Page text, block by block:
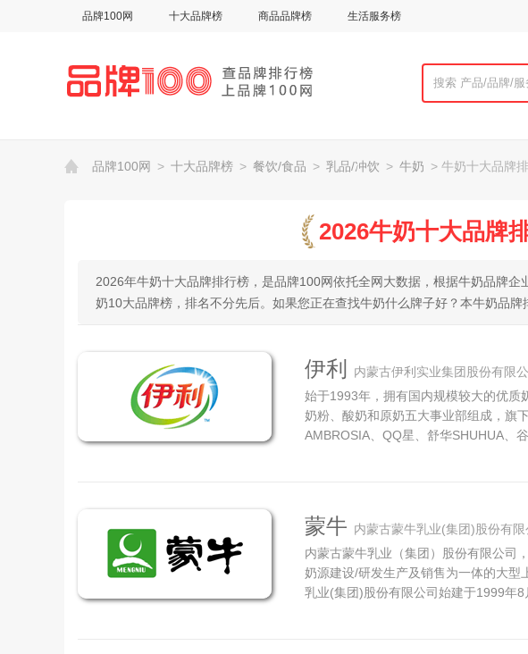
品牌100网 十大品牌榜 商品品牌榜 生活服务榜
品牌100网 > 十大品牌榜 > 餐饮/食品 > 乳品/冲饮 > 牛奶 > 牛奶十大品牌
2026牛奶十大品牌
2026年牛奶十大品牌排行榜，是品牌100网依托全网大数据，根据牛奶品牌
奶10大品牌榜，排名不分先后。如果您正在查找牛奶什么牌子好？本牛奶品牌
伊利
内蒙古伊利实业集团股份有限
始于1993年，拥有国内规模较大的优质
奶粉、酸奶和原奶五大事业部组成，旗
AMBROSIA、QQ星、舒华SHUHUA、
零...
蒙牛 内蒙古蒙牛乳业(集团)股份有限
内蒙古蒙牛乳业（集团）股份有限公司
奶源建设/研发生产及销售为一体的大型
乳业(集团)股份有限公司始建于1999年